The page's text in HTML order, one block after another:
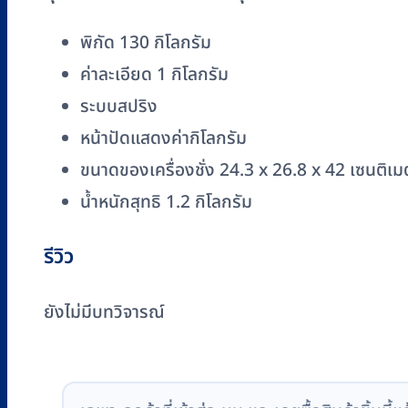
สีชมพู
ชิ้น
พิกัด 130 กิโลกรัม
ค่าละเอียด 1 กิโลกรัม
ระบบสปริง
หน้าปัดแสดงค่ากิโลกรัม
ขนาดของเครื่องชั่ง 24.3 x 26.8 x 42 เซนติเ
น้ำหนักสุทธิ 1.2 กิโลกรัม
รีวิว
ยังไม่มีบทวิจารณ์